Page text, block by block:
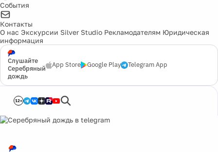
События
Контакты
О нас Экскурсии Silver Studio Рекламодателям Юридическая
информация
Слушайте
Серебряный
дождь
App Store Google Play Telegram App
12+